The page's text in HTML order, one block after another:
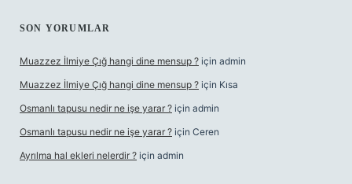
SON YORUMLAR
Muazzez İlmiye Çığ hangi dine mensup ? için admin
Muazzez İlmiye Çığ hangi dine mensup ? için Kısa
Osmanlı tapusu nedir ne işe yarar ? için admin
Osmanlı tapusu nedir ne işe yarar ? için Ceren
Ayrılma hal ekleri nelerdir ? için admin